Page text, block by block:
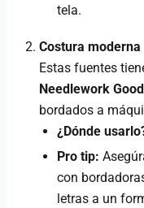
tela.
Costura moderna
Estas fuentes
Needlework Good
bordados a
¿Dónde
Pro tip:
con
letras a un